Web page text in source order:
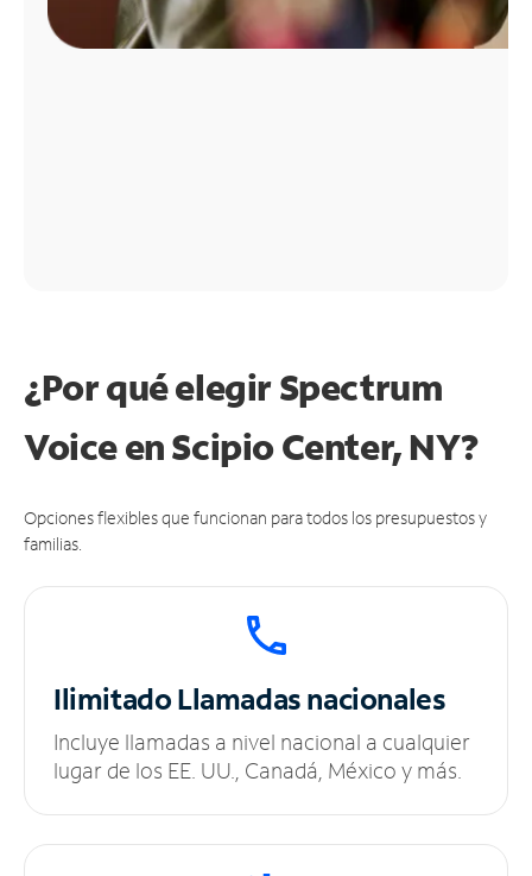
¿Por qué elegir Spectrum
Voice en Scipio Center, NY?
Opciones flexibles que funcionan para todos los presupuestos y
familias.
IlimitadoLlamadas nacionales
Incluye llamadas a nivel nacional a cualquier
lugar de los EE. UU., Canadá, México y más.